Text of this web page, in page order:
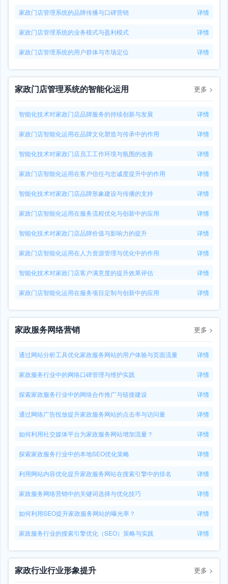
家政门店管理系统的品牌传播与口碑营销 详情
家政门店管理系统的业务模式与盈利模式 详情
家政门店管理系统的用户群体与市场定位 详情
家政门店管理系统的智能化运用 更多 >
智能化技术对家政门店品牌服务的持续创新与发展 详情
家政门店智能化运用在品牌文化塑造与传承中的作用 详情
智能化技术对家政门店员工工作环境与氛围的改善 详情
家政门店智能化运用在客户信任与忠诚度提升中的作用 详情
智能化技术对家政门店品牌形象建设与传播的支持 详情
家政门店智能化运用在服务流程优化与创新中的应用 详情
智能化技术对家政门店品牌价值与影响力的提升 详情
家政门店智能化运用在人力资源管理与优化中的作用 详情
智能化技术对家政门店客户满意度的提升效果评估 详情
家政门店智能化运用在服务项目定制与创新中的应用 详情
家政服务网络营销 更多 >
通过网站分析工具优化家政服务网站的用户体验与页面流量 详情
家政服务行业中的网络口碑管理与维护实践 详情
探索家政服务行业中的网络合作推广与链接建设 详情
通过网络广告投放提升家政服务网站的点击率与访问量 详情
如何利用社交媒体平台为家政服务网站增加流量？ 详情
探索家政服务行业中的本地SEO优化策略 详情
利用网站内容优化提升家政服务网站在搜索引擎中的排名 详情
家政服务网络营销中的关键词选择与优化技巧 详情
如何利用SEO提升家政服务网站的曝光率？ 详情
家政服务行业的搜索引擎优化（SEO）策略与实践 详情
家政行业行业形象提升 更多 >